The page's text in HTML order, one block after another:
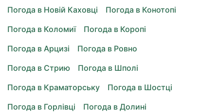
Погода в Новій Каховці
Погода в Конотопі
Погода в Коломиї
Погода в Коропі
Погода в Арцизі
Погода в Ровно
Погода в Стрию
Погода в Шполі
Погода в Краматорську
Погода в Шостці
Погода в Горлівці
Погода в Долині